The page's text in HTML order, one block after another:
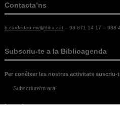
Contacta’ns
b.cardedeu.mv@diba.cat– 93 871 14 17 – 938
Subscriu-te a la Biblioagenda
Per conèixer les nostres activitats suscriu-
Subscriure'm ara!
Legal